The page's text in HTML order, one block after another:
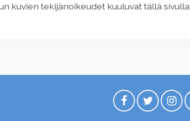
kuvien tekijänoikeudet kuuluvat tällä sivulla